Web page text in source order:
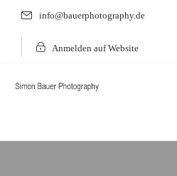
info@bauerphotography.de
Anmelden auf Website